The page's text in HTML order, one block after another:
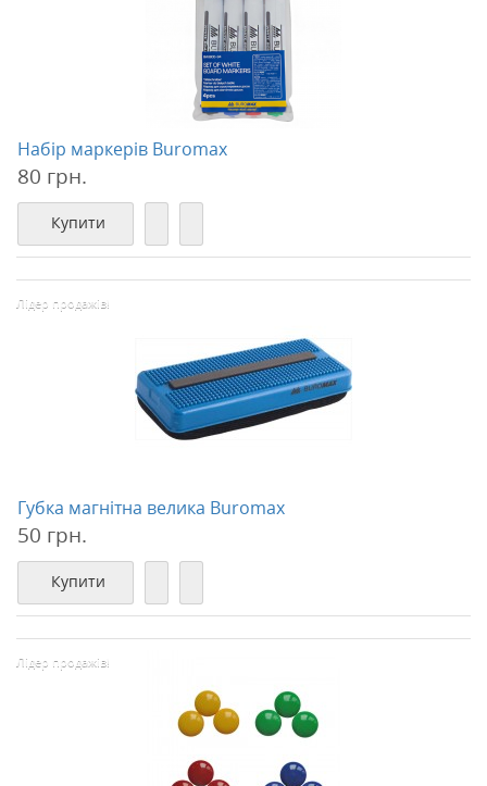
Набір маркерів Buromax
80 грн.
Купити
Лідер продажів!
Губка магнітна велика Buromax
50 грн.
Купити
Лідер продажів!